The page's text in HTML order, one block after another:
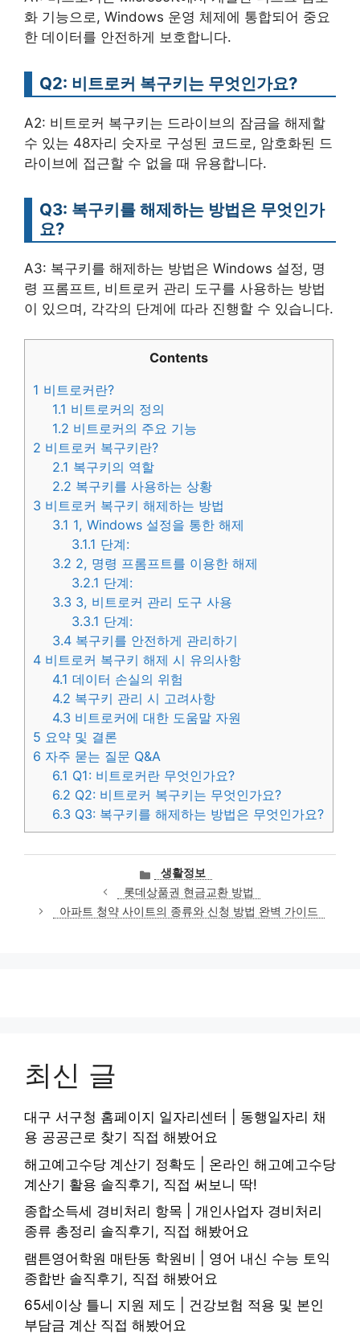
화 기능으로, Windows 운영 체제에 통합되어 중요
한 데이터를 안전하게 보호합니다.
Q2: 비트로커 복구키는 무엇인가요?
A2: 비트로커 복구키는 드라이브의 잠금을 해제할
수 있는 48자리 숫자로 구성된 코드로, 암호화된 드
라이브에 접근할 수 없을 때 유용합니다.
Q3: 복구키를 해제하는 방법은 무엇인가
요?
A3: 복구키를 해제하는 방법은 Windows 설정, 명
령 프롬프트, 비트로커 관리 도구를 사용하는 방법
이 있으며, 각각의 단계에 따라 진행할 수 있습니다.
Contents
1 비트로커란?
1.1 비트로커의 정의
1.2 비트로커의 주요 기능
2 비트로커 복구키란?
2.1 복구키의 역할
2.2 복구키를 사용하는 상황
3 비트로커 복구키 해제하는 방법
3.1 1, Windows 설정을 통한 해제
3.1.1 단계:
3.2 2, 명령 프롬프트를 이용한 해제
3.2.1 단계:
3.3 3, 비트로커 관리 도구 사용
3.3.1 단계:
3.4 복구키를 안전하게 관리하기
4 비트로커 복구키 해제 시 유의사항
4.1 데이터 손실의 위험
4.2 복구키 관리 시 고려사항
4.3 비트로커에 대한 도움말 자원
5 요약 및 결론
6 자주 묻는 질문 Q&A
6.1 Q1: 비트로커란 무엇인가요?
6.2 Q2: 비트로커 복구키는 무엇인가요?
6.3 Q3: 복구키를 해제하는 방법은 무엇인가요?
카
테
고
리
생활정보
롯데상품권 현금교환 방법
아파트 청약 사이트의 종류와 신청 방법 완벽 가이드
최신 글
대구 서구청 홈페이지 일자리센터 | 동행일자리 채
용 공공근로 찾기 직접 해봤어요
해고예고수당 계산기 정확도 | 온라인 해고예고수당
계산기 활용 솔직후기, 직접 써보니 딱!
종합소득세 경비처리 항목 | 개인사업자 경비처리
종류 총정리 솔직후기, 직접 해봤어요
램튼영어학원 매탄동 학원비 | 영어 내신 수능 토익
종합반 솔직후기, 직접 해봤어요
65세이상 틀니 지원 제도 | 건강보험 적용 및 본인
부담금 계산 직접 해봤어요